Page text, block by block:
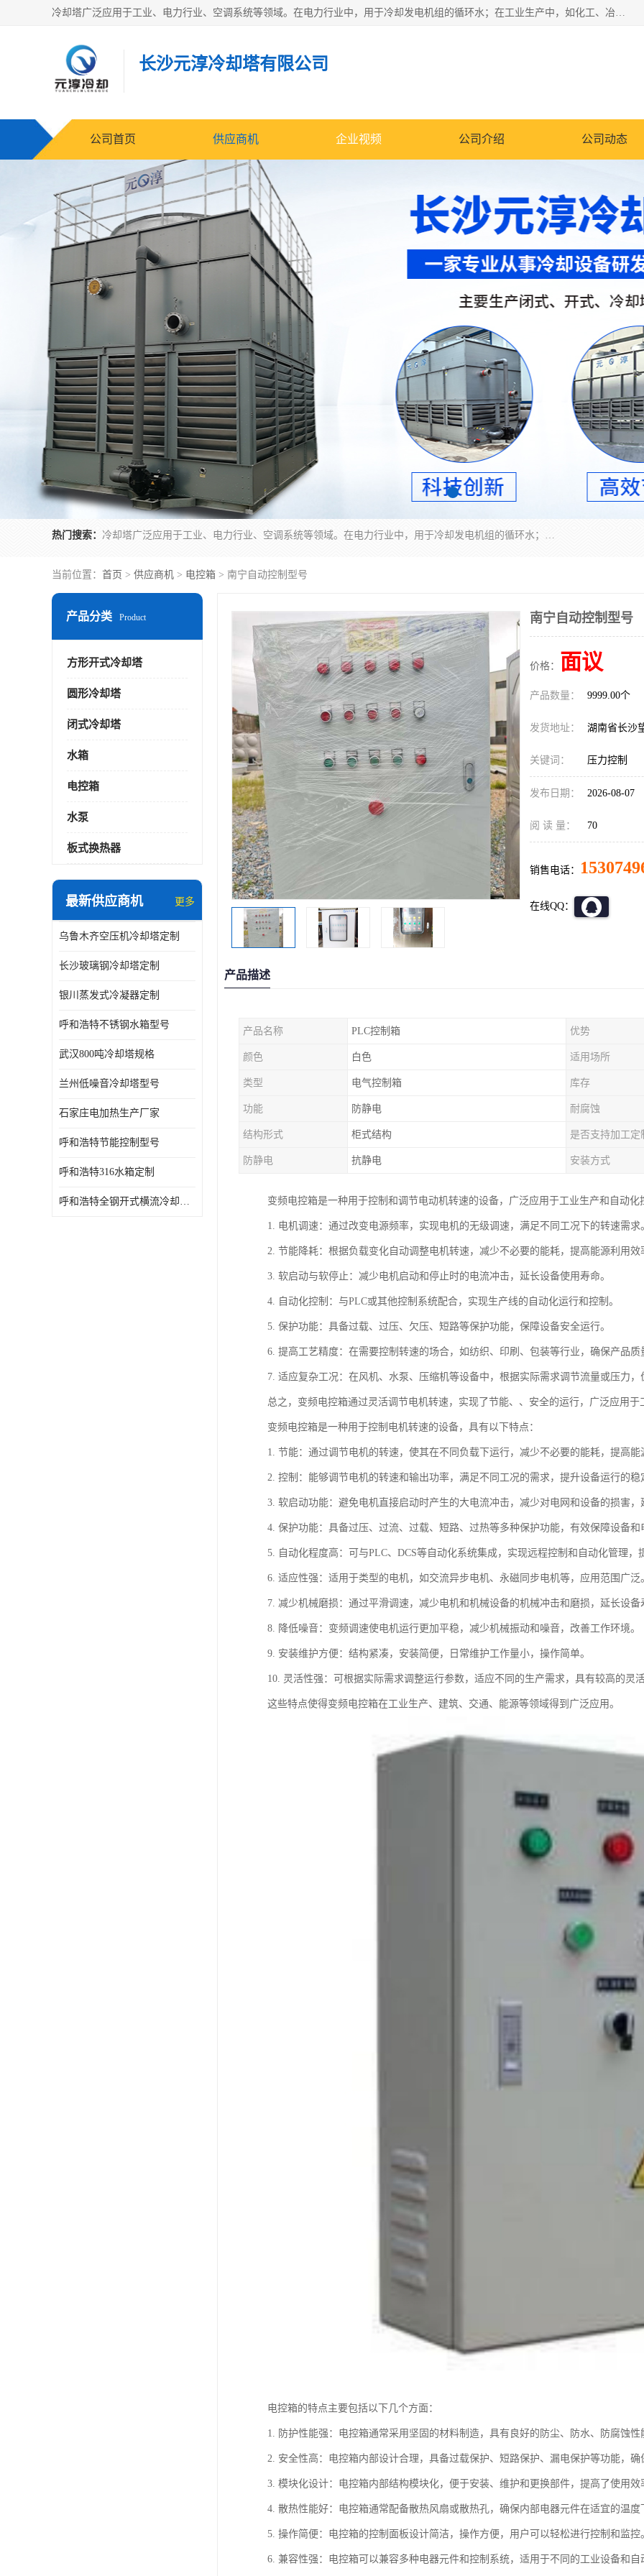
冷却塔广泛应用于工业、电力行业、空调系统等领域。在电力行业中，用于冷却发电机组的循环水；在工业生产中，如化工、冶金等行业，可降低生产过程中产生的热量；在空调系统中，为空调设备提供冷却水源
长沙元淳冷却塔有限公司
公司首页 供应商机 企业视频 公司介绍 公司动态
热门搜索： 冷却塔广泛应用于工业、电力行业、空调系统等领域。在电力行业中，用于冷却发电机组的循环水；在工业生产中，如化工、冶金等行业，可降低生产过程中产生的热量；在空调系统中，为空调设备提供冷却水源
当前位置： 首页 > 供应商机 > 电控箱 > 南宁自动控制型号
产品分类 Product
方形开式冷却塔
圆形冷却塔
闭式冷却塔
水箱
电控箱
水泵
板式换热器
最新供应商机 更多
乌鲁木齐空压机冷却塔定制
长沙玻璃钢冷却塔定制
银川蒸发式冷凝器定制
呼和浩特不锈钢水箱型号
武汉800吨冷却塔规格
兰州低噪音冷却塔型号
石家庄电加热生产厂家
呼和浩特节能控制型号
呼和浩特316水箱定制
呼和浩特全钢开式横流冷却塔型号
南宁自动控制型号
价格： 面议
产品数量： 9999.00个
发货地址： 湖南省长沙
关键词： 压力控制
发布日期： 2026-08-07
阅 读 量： 70
销售电话：
在线QQ：
产品描述
产品名称 PLC控制箱 优势
颜色 白色 适用场所
类型 电气控制箱 库存
功能 防静电 耐腐蚀
结构形式 柜式结构 是否支持加工定
防静电 抗静电 安装方式
变频电控箱是一种用于控制和调节电动机转速的设备，广泛应用于工业生产和自动
1. 电机调速：通过改变电源频率，实现电机的无级调速，满足不同工况下的转速需求
2. 节能降耗：根据负载变化自动调整电机转速，减少不必要的能耗，提高能源利用效
3. 软启动与软停止：减少电机启动和停止时的电流冲击，延长设备使用寿命。
4. 自动化控制：与PLC或其他控制系统配合，实现生产线的自动化运行和控制。
5. 保护功能：具备过载、过压、欠压、短路等保护功能，保障设备安全运行。
6. 提高工艺精度：在需要控制转速的场合，如纺织、印刷、包装等行业，确保产品质
7. 适应复杂工况：在风机、水泵、压缩机等设备中，根据实际需求调节流量或压力，
总之，变频电控箱通过灵活调节电机转速，实现了节能、、安全的运行，广泛应用
变频电控箱是一种用于控制电机转速的设备，具有以下特点：
1. 节能：通过调节电机的转速，使其在不同负载下运行，减少不必要的能耗，提高能
2. 控制：能够调节电机的转速和输出功率，满足不同工况的需求，提升设备运行的稳
3. 软启动功能：避免电机直接启动时产生的大电流冲击，减少对电网和设备的损害
4. 保护功能：具备过压、过流、过载、短路、过热等多种保护功能，有效保障设备和
5. 自动化程度高：可与PLC、DCS等自动化系统集成，实现远程控制和自动化管理，
6. 适应性强：适用于类型的电机，如交流异步电机、永磁同步电机等，应用范围广泛
7. 减少机械磨损：通过平滑调速，减少电机和机械设备的机械冲击和磨损，延长设备
8. 降低噪音：变频调速使电机运行更加平稳，减少机械振动和噪音，改善工作环境。
9. 安装维护方便：结构紧凑，安装简便，日常维护工作量小，操作简单。
10. 灵活性强：可根据实际需求调整运行参数，适应不同的生产需求，具有较高的灵
这些特点使得变频电控箱在工业生产、建筑、交通、能源等领域得到广泛应用。
电控箱的特点主要包括以下几个方面：
1. 防护性能强：电控箱通常采用坚固的材料制造，具有良好的防尘、防水、防腐蚀
2. 安全性高：电控箱内部设计合理，具备过载保护、短路保护、漏电保护等功能，
3. 模块化设计：电控箱内部结构模块化，便于安装、维护和更换部件，提高了使用效
4. 散热性能好：电控箱通常配备散热风扇或散热孔，确保内部电器元件在适宜的温
5. 操作简便：电控箱的控制面板设计简洁，操作方便，用户可以轻松进行控制和监控
6. 兼容性强：电控箱可以兼容多种电器元件和控制系统，适用于不同的工业设备和自